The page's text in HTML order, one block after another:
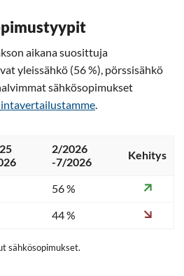
aikana suosittuja
yleissähkö (56 %), pörssisähkö
sähkösopimukset
2/2026
-7/2026
Kehitys
56 %
44 %
sähkösopimukset.